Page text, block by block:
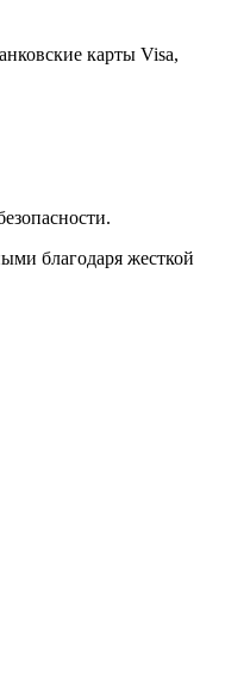
карты Visa,
благодаря жесткой